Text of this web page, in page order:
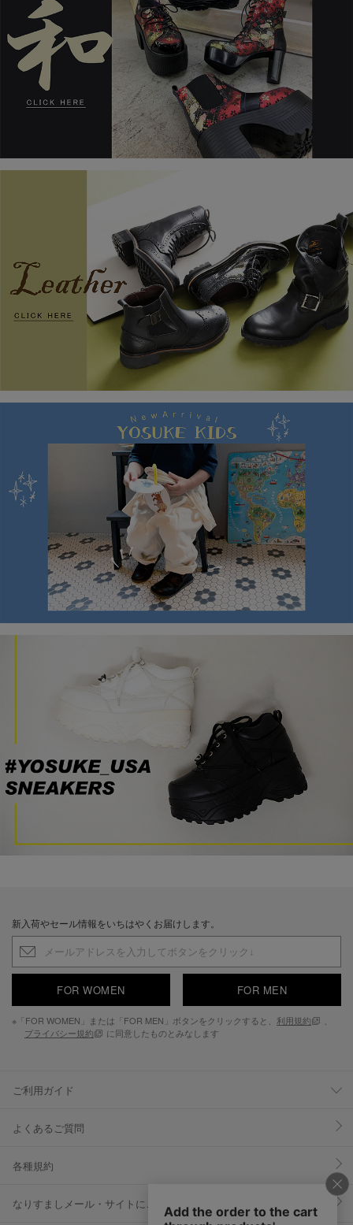
新入荷やセール情報をいちはやくお届けします。
FOR WOMEN FOR MEN
※「FOR WOMEN」または「FOR MEN」ボタンをクリックすると、 利用規約
プライバシー規約
に同意したものとみなします
ご利用ガイド
よくあるご質問
各種規約
なりすましメール・サイトにご注意ください